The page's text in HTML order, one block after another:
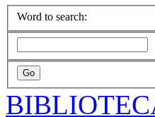
Word to search: